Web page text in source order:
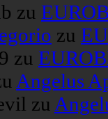
zu
zu
zu
Angelus
zu